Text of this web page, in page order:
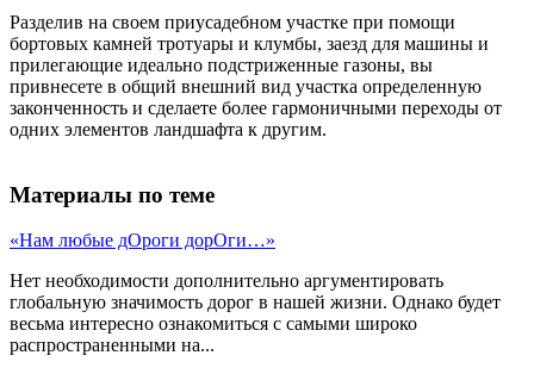
Разделив на своем приусадебном участке при помощи
бортовых камней тротуары и клумбы, заезд для машины и
прилегающие идеально подстриженные газоны, вы
привнесете в общий внешний вид участка определенную
законченность и сделаете более гармоничными переходы от
одних элементов ландшафта к другим.
Материалы по теме
«Нам любые дОроги дорОги…»
Нет необходимости дополнительно аргументировать
глобальную значимость дорог в нашей жизни. Однако будет
весьма интересно ознакомиться с самыми широко
распространенными на...